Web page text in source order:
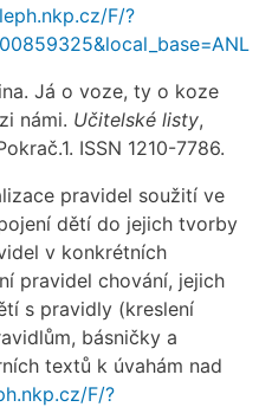
F/?
Já o voze, ty o koze
námi. Učitelské listy,
ISSN 1210-7786.
pravidel soužití ve
dětí do jejich tvorby
v konkrétních
pravidel chování, jejich
s pravidly (kreslení
básničky a
textů k úvahám nad
F/?